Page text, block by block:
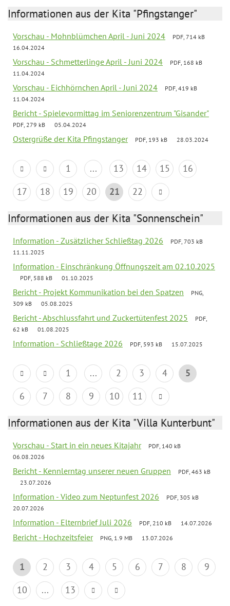
Informationen aus der Kita "Pfingstanger"
Vorschau - Mohnblümchen April - Juni 2024
PDF, 714 kB
16.04.2024
Vorschau - Schmetterlinge April - Juni 2024
PDF, 168 kB
11.04.2024
Vorschau - Eichhörnchen April - Juni 2024
PDF, 419 kB
11.04.2024
Bericht - Spielevormittag im Seniorenzentrum "Gisander"
PDF, 279 kB 05.04.2024
Ostergrüße der Kita Pfingstanger PDF, 193 kB 28.03.2024
1 ... 13 14 15
16
17
18 19 20 21 22
Informationen aus der Kita "Sonnenschein"
Information - Zusätzlicher Schließtag 2026
PDF, 703 kB
11.11.2025
Information - Einschränkung Öffnungszeit am 02.10.2025
PDF, 588 kB 01.10.2025
Bericht - Projekt Kommunikation bei den Spatzen
PNG,
309 kB
05.08.2025
Bericht - Abschlussfahrt und Zuckertütenfest 2025
PDF,
62 kB
01.08.2025
Information - Schließtage 2026 PDF, 593 kB 15.07.2025
1 ... 2 3 4
5
6
7 8 9 10 11
Informationen aus der Kita "Villa Kunterbunt"
Vorschau - Start in ein neues Kitajahr
PDF, 140 kB
06.08.2026
Bericht - Kennlerntag unserer neuen Gruppen
PDF, 463 kB
23.07.2026
Information - Video zum Neptunfest 2026
PDF, 305 kB
20.07.2026
Information - Elternbrief Juli 2026 PDF, 210 kB 14.07.2026
Bericht - Hochzeitsfeier PNG, 1.9 MB 13.07.2026
1 2 3 4 5 6 7 8
9
10
... 13